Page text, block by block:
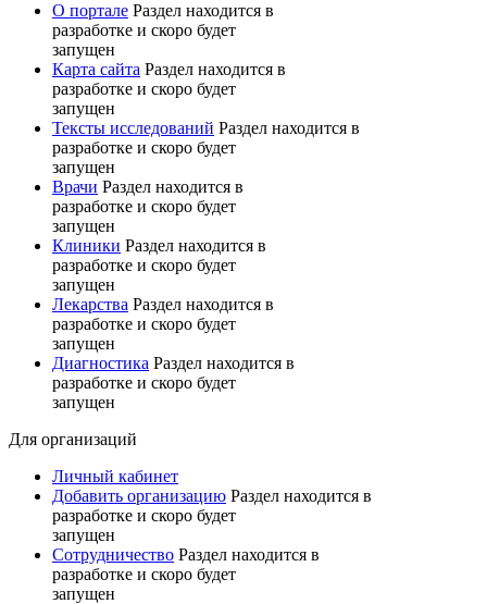
О портале Раздел находится в
разработке и скоро будет
запущен
Карта сайта Раздел находится в
разработке и скоро будет
запущен
Тексты исследований Раздел находится в
разработке и скоро будет
запущен
Врачи Раздел находится в
разработке и скоро будет
запущен
Клиники Раздел находится в
разработке и скоро будет
запущен
Лекарства Раздел находится в
разработке и скоро будет
запущен
Диагностика Раздел находится в
разработке и скоро будет
запущен
Для организаций
Личный кабинет
Добавить организацию Раздел находится в
разработке и скоро будет
запущен
Сотрудничество Раздел находится в
разработке и скоро будет
запущен